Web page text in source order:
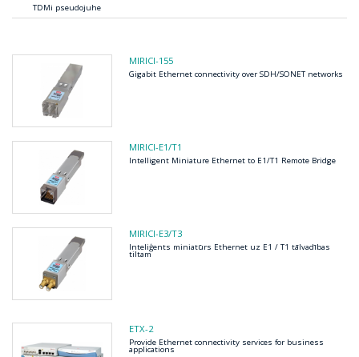
TDMi pseudojuhe
MIRICI-155
Gigabit Ethernet connectivity over SDH/SONET networks
MIRICI-E1/T1
Intelligent Miniature Ethernet to E1/T1 Remote Bridge
MIRICI-E3/T3
Inteliģents miniatūrs Ethernet uz E1 / T1 tālvadības
tiltam
ETX-2
Provide Ethernet connectivity services for business
applications